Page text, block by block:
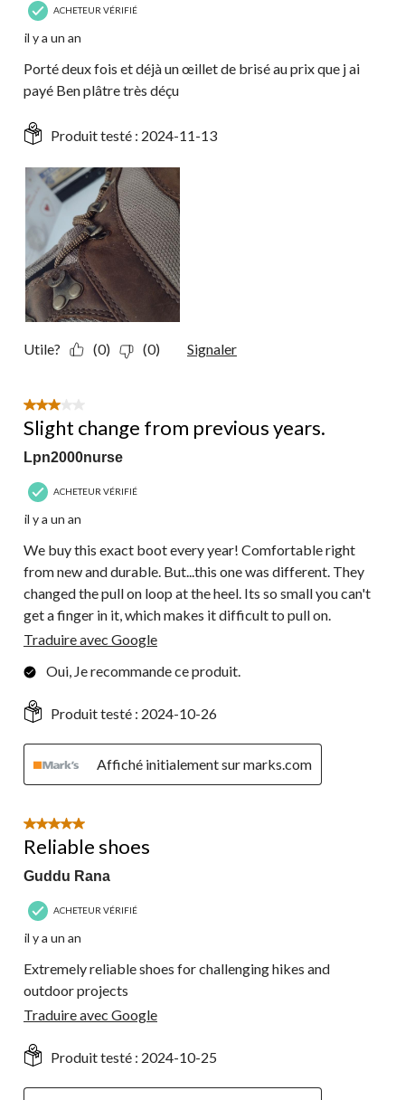
ACHETEUR VÉRIFIÉ
il y a un an
Porté deux fois et déjà un œillet de brisé au prix que j ai
payé Ben plâtre très déçu
Produit testé : 2024-11-13
Utile? (0) (0) Signaler
3 étoile(s) sur 5.
Slight change from previous years.
Lpn2000nurse
ACHETEUR VÉRIFIÉ
il y a un an
We buy this exact boot every year! Comfortable right
from new and durable. But...this one was different. They
changed the pull on loop at the heel. Its so small you can't
get a finger in it, which makes it difficult to pull on.
Traduire avec Google
Oui, Je recommande ce produit.
Produit testé : 2024-10-26
Affiché initialement sur marks.com
5 étoile(s) sur 5.
Reliable shoes
Guddu Rana
ACHETEUR VÉRIFIÉ
il y a un an
Extremely reliable shoes for challenging hikes and
outdoor projects
Traduire avec Google
Produit testé : 2024-10-25